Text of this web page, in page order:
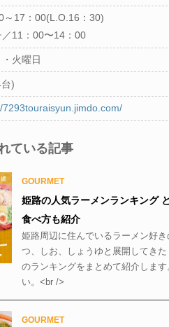
～17：00(L.O.16：30)
／11：00〜14：00
火曜日
)
7293touraisyun.jimdo.com/
ている記事
GOURMET
姫路の人気ラーメンランキング
食べ方も紹介
姫路周辺に住んでいるラーメン好
つ、しお、しょうゆと展開してき
のランキングをまとめて紹介しま
い。<br />
GOURMET